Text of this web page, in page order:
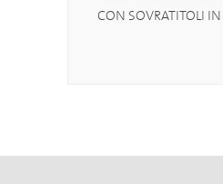
CON SOVRATITOLI